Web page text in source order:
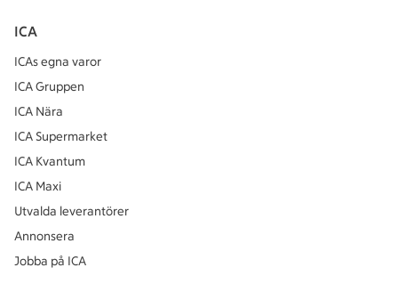
ICA
ICAs egna varor
ICA Gruppen
ICA Nära
ICA Supermarket
ICA Kvantum
ICA Maxi
Utvalda leverantörer
Annonsera
Jobba på ICA